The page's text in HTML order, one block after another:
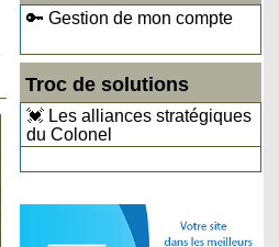
🔑 Gestion de mon compte
Troc de solutions
💓 Les alliances stratégiques
du Colonel